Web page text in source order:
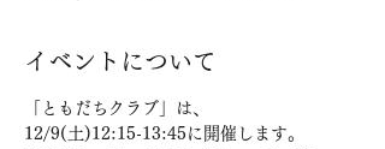
イベントについて
「ともだちクラブ」は、
12/9(土)12:15-13:45に開催します。